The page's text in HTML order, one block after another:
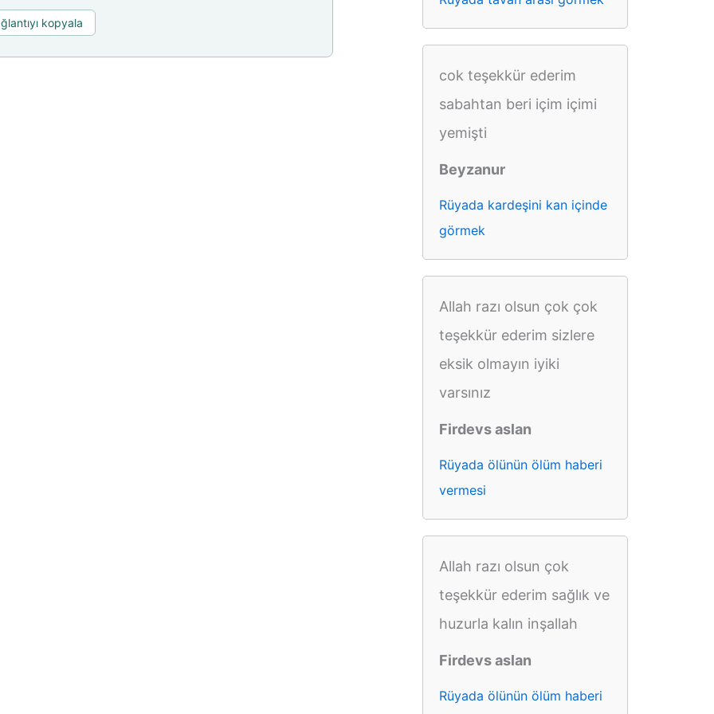
kopyala
cok teşekkür ederim
sabahtan beri içim içimi
yemişti
Beyzanur
Rüyada kardeşini kan içinde
görmek
Allah razı olsun çok çok
teşekkür ederim sizlere
eksik olmayın iyiki
varsınız
Firdevs aslan
Rüyada ölünün ölüm haberi
vermesi
Allah razı olsun çok
teşekkür ederim sağlık ve
huzurla kalın inşallah
Firdevs aslan
Rüyada ölünün ölüm haberi